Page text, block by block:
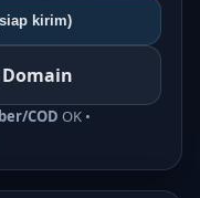
kirim)
COD OK •